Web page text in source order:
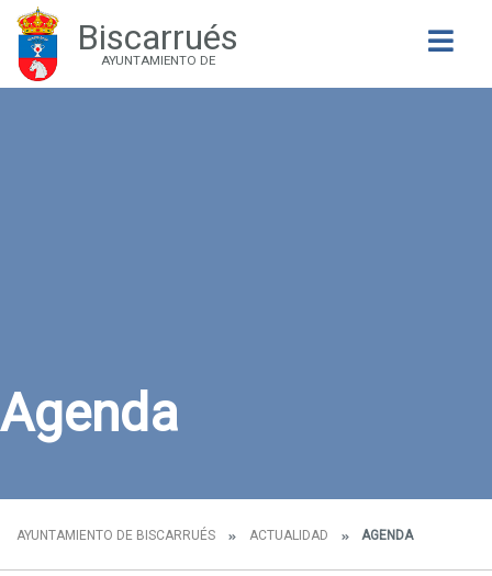
Biscarrués
AYUNTAMIENTO DE
Agenda
AYUNTAMIENTO DE BISCARRUÉS ACTUALIDAD AGENDA